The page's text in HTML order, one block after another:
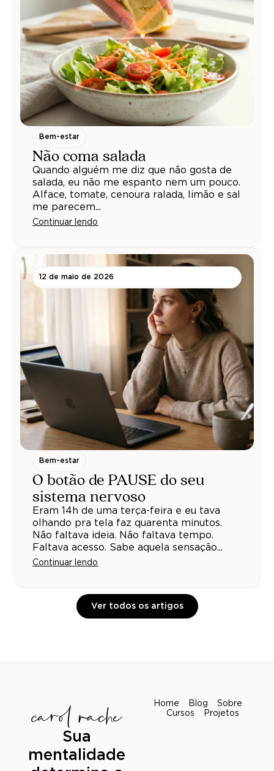
Bem-estar
Não coma salada
Quando alguém me diz que não gosta de
salada, eu não me espanto nem um pouco.
Alface, tomate, cenoura ralada, limão e sal
me parecem...
Continuar lendo
12 de maio de 2026
Bem-estar
O botão de PAUSE do seu
sistema nervoso
Eram 14h de uma terça-feira e eu tava
olhando pra tela faz quarenta minutos.
Não faltava ideia. Não faltava tempo.
Faltava acesso. Sabe aquela sensação...
Continuar lendo
Ver todos os artigos
Sua
mentalidade
Home Blog
Sobre
Cursos
Projetos